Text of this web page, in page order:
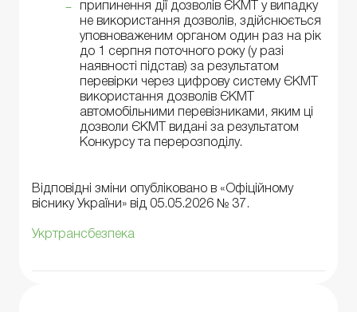
припинення дії дозволів ЄКМТ у випадку
не використання дозволів, здійснюється
уповноваженим органом один раз на рік
до 1 серпня поточного року (у разі
наявності підстав) за результатом
перевірки через цифрову систему ЄКМТ
використання дозволів ЄКМТ
автомобільними перевізниками, яким ці
дозволи ЄКМТ видані за результатом
Конкурсу та перерозподілу.
Відповідні зміни опубліковано в «Офіційному
віснику України» від 05.05.2026 № 37.
Укртрансбезпека